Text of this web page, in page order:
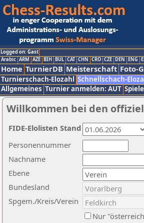
Logged on: Gast
Arabic ARM AZE BIH BUL CAT CHN CRO CZE DEN ENG
Home TurnierDB Meisterschaft Foto-
Turnierschach-Elozahl Schnellschach-
Allgemeines Turnier anmelden: AUT
Willkommen bei den
Nachname
Ebene
Personennummer
Bundesland
Spgem./Kreis/Verein
Nur
FIDE-Elolisten Stand